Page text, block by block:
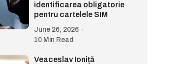
identificarea obligatorie
pentru cartelele SIM
June 26, 2026
10 Min Read
Veaceslav Ioniță